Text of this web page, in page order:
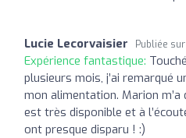
Lucie Lecorvaisier Publiée sur
Expérience fantastique:
plusieurs mois, j’ai remarqué
mon alimentation. Marion m’a
est très disponible et à
ont presque disparu ! :)